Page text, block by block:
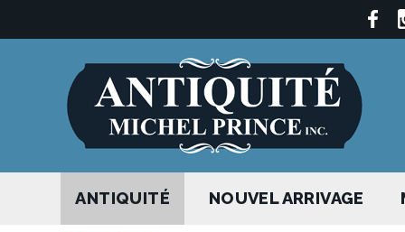
ANTIQUITÉ NOUVEL ARRIVAGE